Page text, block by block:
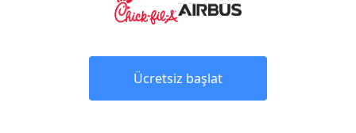
Ücretsiz başlat